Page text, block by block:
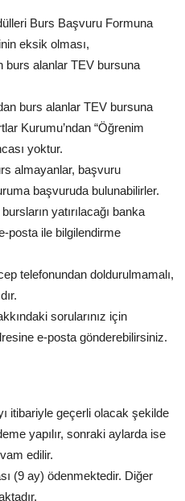
Burs Başvuru Formuna
eksik olması,
burs alanlar TEV bursuna
burs alanlar TEV bursuna
Kurumu’ndan “Öğrenim
yoktur.
almayanlar, başvuru
başvuruda bulunabilirler.
yatırılacağı banka
posta ile bilgilendirme
telefonundan doldurulmamalı,
sorularınız için
e-posta gönderebilirsiniz.
itibariyle geçerli olacak şekilde
yapılır, sonraki aylarda ise
edilir.
(9 ay) ödenmektedir. Diğer